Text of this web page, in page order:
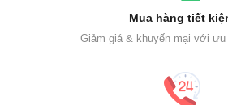
Mua hàng tiết
Giảm giá & khuyến mại với